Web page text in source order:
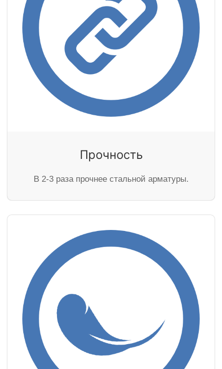
Прочность
В 2-3 раза прочнее стальной арматуры.